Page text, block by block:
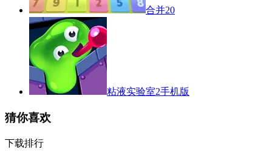
合并20
粘液实验室2手机版
猜你喜欢
下载排行